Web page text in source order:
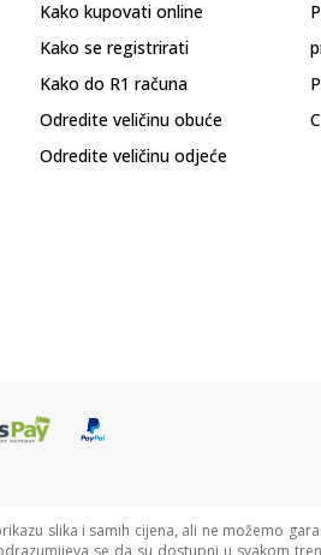
Kako kupovati online
Kako se registrirati
Kako do R1 računa
Odredite veličinu obuće
Odredite veličinu odjeće
slika i samih cijena, ali ne možemo